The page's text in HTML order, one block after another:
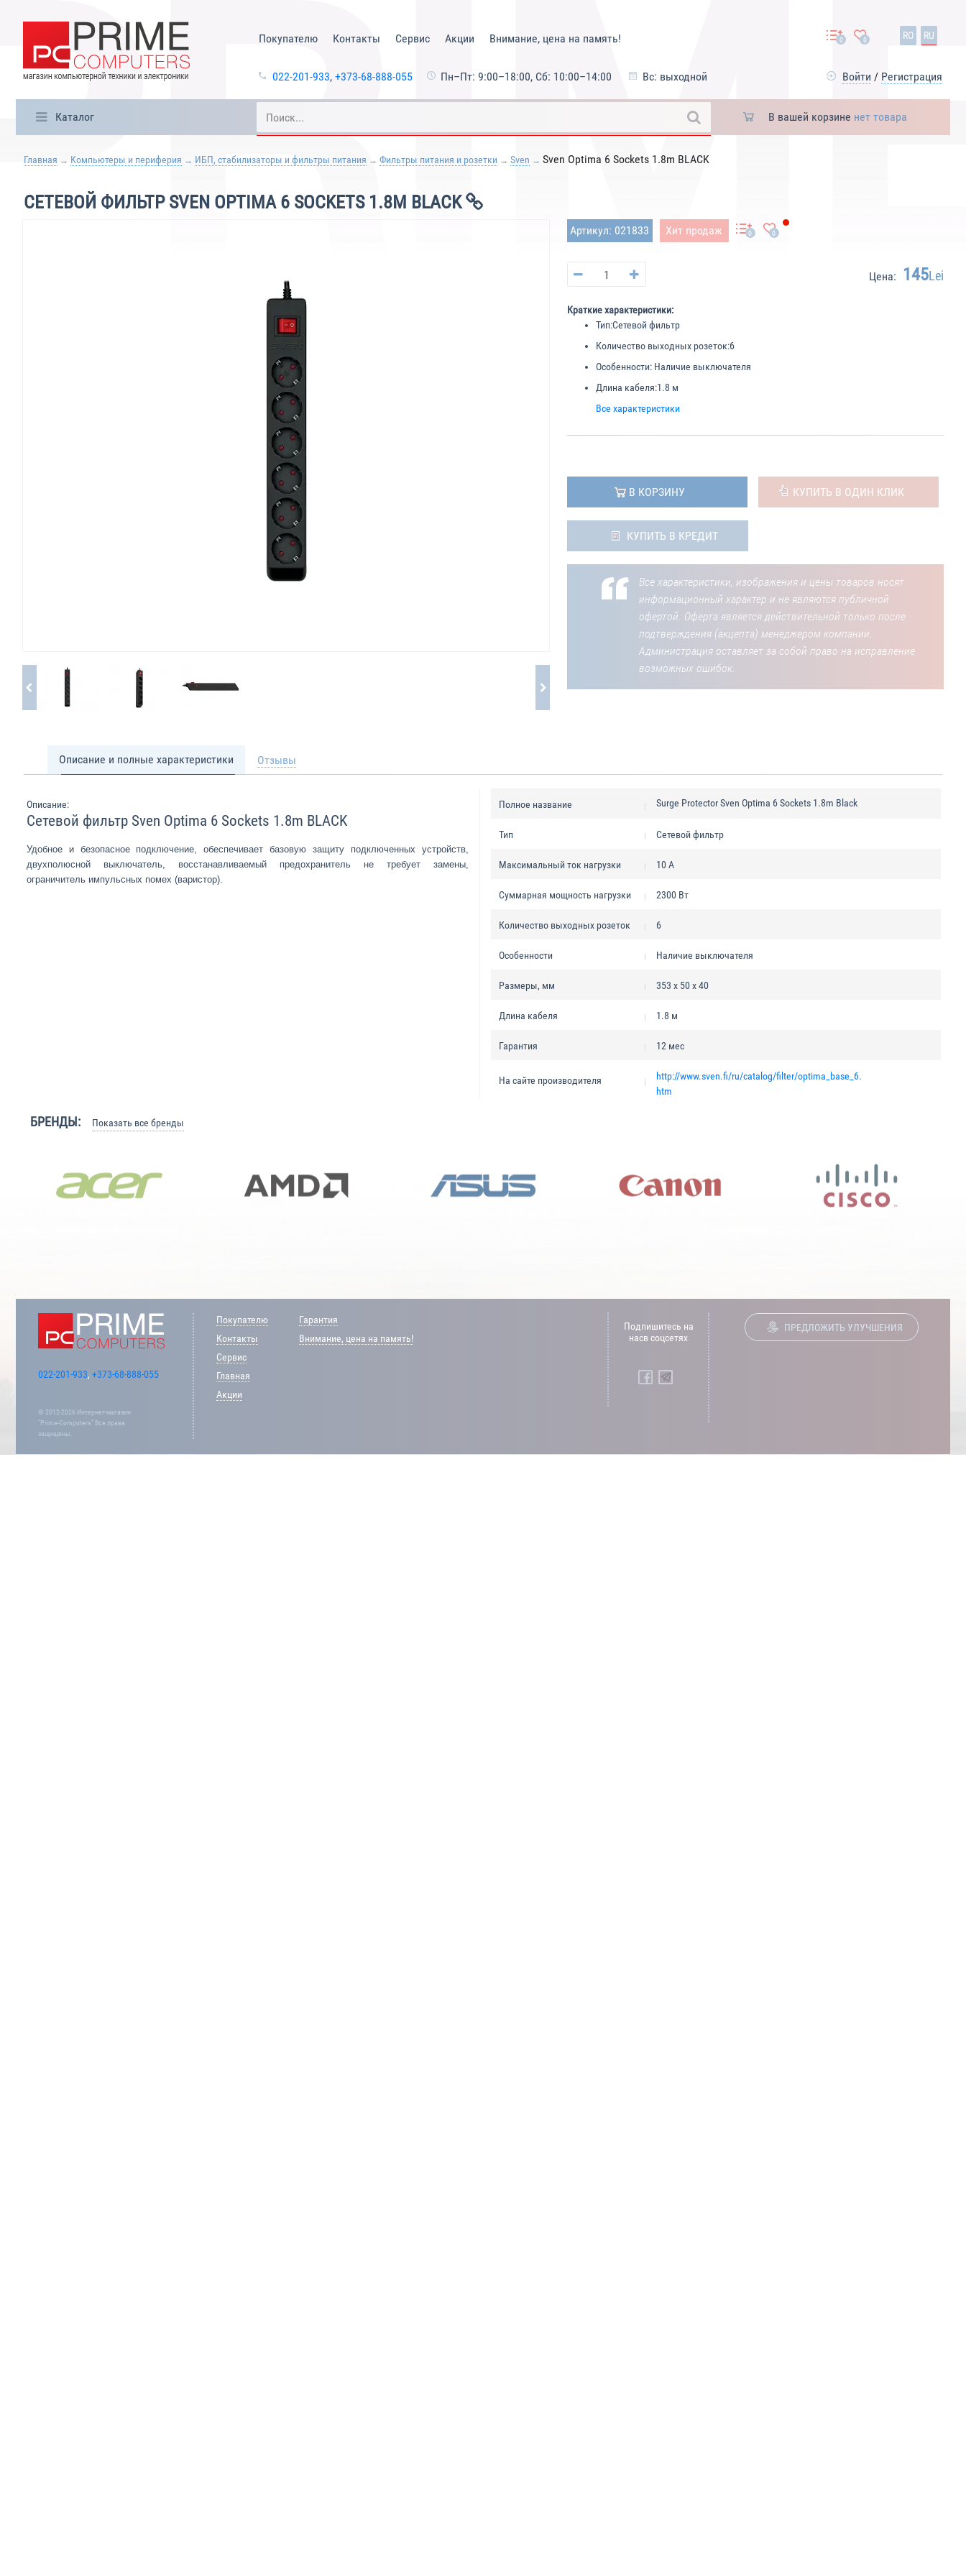
Покупателю Контакты Сервис Акции Внимание, цена на память!
022-201-933, +373-68-888-055 Пн–Пт: 9:00–18:00, Сб: 10:00–14:00 Вс: выходной
0 0 RO RU
Войти / Регистрация
Каталог В вашей корзине нет товара
Главная Компьютеры и периферия ИБП, стабилизаторы и фильтры питания Фильтры питания и розетки Sven Sven Optima 6 Sockets 1.8m BLACK
СЕТЕВОЙ ФИЛЬТР SVEN OPTIMA 6 SOCKETS 1.8M BLACK
Артикул: 021833 Хит продаж 0 0
Цена: 145Lei
Краткие характеристики:
Тип:Сетевой фильтр
Количество выходных розеток:6
Особенности:Наличие выключателя
Длина кабеля:1.8 м
Все характеристики
В КОРЗИНУ КУПИТЬ В ОДИН КЛИК
КУПИТЬ В КРЕДИТ
Все характеристики, изображения и цены товаров носят
информационный характер и не являются публичной
офертой. Оферта является действительной только после
подтверждения (акцепта) менеджером компании.
Администрация оставляет за собой право на исправление
возможных ошибок.
Описание и полные характеристики Отзывы
Описание:
Сетевой фильтр Sven Optima 6 Sockets 1.8m BLACK
Удобное и безопасное подключение, обеспечивает базовую защиту подключенных устройств,
двухполюсной выключатель, восстанавливаемый предохранитель не требует замены,
ограничитель импульсных помех (варистор).
Полное название Surge Protector Sven Optima 6 Sockets 1.8m Black
Тип Сетевой фильтр
Максимальный ток нагрузки 10 А
Суммарная мощность нагрузки 2300 Вт
Количество выходных розеток 6
Особенности Наличие выключателя
Размеры, мм 353 x 50 x 40
Длина кабеля 1.8 м
Гарантия 12 мес
На сайте производителя
http://www.sven.fi/ru/catalog/filter/optima_base_6.
htm
БРЕНДЫ: Показать все бренды
022-201-933, +373-68-888-055
© 2012-2026 Интернет-магазин
“Prime-Computers” Все права
защищены.
Покупателю
Контакты
Сервис
Главная
Акции
Гарантия
Внимание, цена на память!
Подпишитесь на
насв соцсетях
ПРЕДЛОЖИТЬ УЛУЧШЕНИЯ